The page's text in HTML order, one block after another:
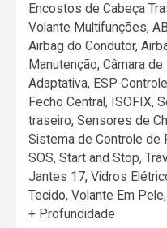
Encostos de Cabeça
Volante Multifunções,
Airbag do Condutor,
Manutenção, Câmara
Adaptativa, ESP
Fecho Central, ISOFIX,
traseiro, Sensores de
Sistema de Controle
SOS, Start and Stop,
Jantes 17, Vidros
Tecido, Volante Em
+ Profundidade